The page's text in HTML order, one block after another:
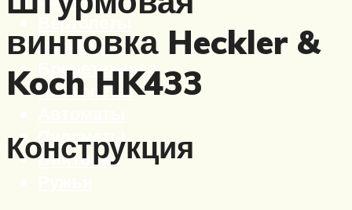
Вертолеты
Корабли
Бронетехника
Пистолеты
Пулеметы
Винтовки
винтовка Heckler &
Koch HK433
Конструкция